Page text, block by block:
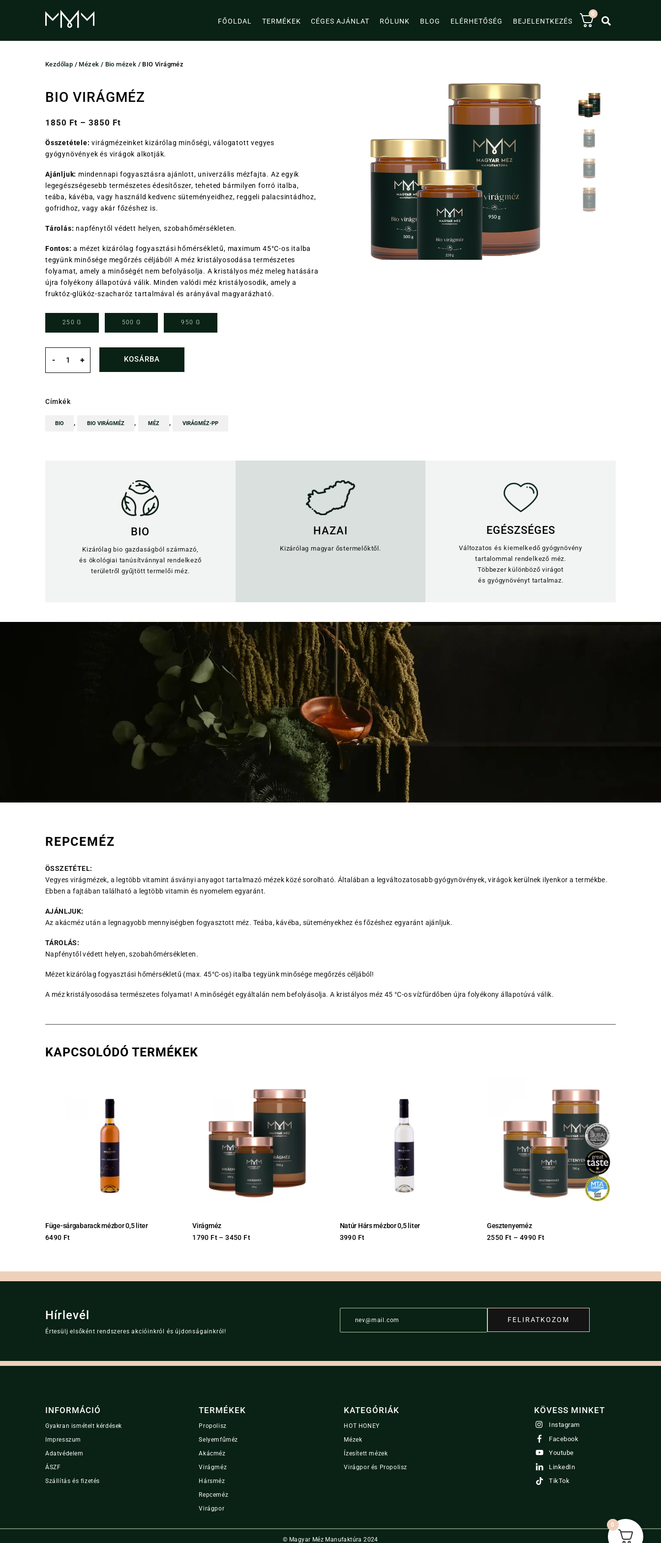
FŐOLDAL TERMÉKEK CÉGES AJÁNLAT RÓLUNK BLOG ELÉRHETŐSÉG BEJELENTKEZÉS
0
Kezdőlap / Mézek / Bio mézek / BIO Virágméz
BIO VIRÁGMÉZ
1850 Ft – 3850 Ft
Összetétele: virágmézeinket kizárólag minőségi, válogatott vegyes
gyógynövények és virágok alkotják.
Ajánljuk: mindennapi fogyasztásra ajánlott, univerzális mézfajta. Az egyik
legegészségesebb természetes édesítőszer, teheted bármilyen forró italba,
teába, kávéba, vagy használd kedvenc süteményeidhez, reggeli palacsintádhoz,
gofridhoz, vagy akár főzéshez is.
Tárolás: napfénytől védett helyen, szobahőmérsékleten.
Fontos: a mézet kizárólag fogyasztási hőmérsékletű, maximum 45°C-os italba
tegyünk minősége megőrzés céljából! A méz kristályosodása természetes
folyamat, amely a minőségét nem befolyásolja. A kristályos méz meleg hatására
újra folyékony állapotúvá válik. Minden valódi méz kristályosodik, amely a
fruktóz-glükóz-szacharóz tartalmával és arányával magyarázható.
250 G 500 G 950 G
- Virágméz
mennyiség
+ KOSÁRBA
Címkék
BIO , BIO VIRÁGMÉZ , MÉZ , VIRÁGMÉZ-PP
BIO
Kizárólag bio gazdaságból származó,
és ökológiai tanúsítvánnyal rendelkező
területről gyűjtött termelői méz.
HAZAI
Kizárólag magyar őstermelőktől.
EGÉSZSÉGES
Változatos és kiemelkedő gyógynövény
tartalommal rendelkező méz.
Többezer különböző virágot
és gyógynövényt tartalmaz.
REPCEMÉZ
ÖSSZETÉTEL:
Vegyes virágmézek, a legtöbb vitamint ásványi anyagot tartalmazó mézek közé sorolható. Általában a legváltozatosabb gyógynövények, virágok kerülnek ilyenkor a termékbe.
Ebben a fajtában található a legtöbb vitamin és nyomelem egyaránt.
AJÁNLJUK:
Az akácméz után a legnagyobb mennyiségben fogyasztott méz. Teába, kávéba, süteményekhez és főzéshez egyaránt ajánljuk.
TÁROLÁS:
Napfénytől védett helyen, szobahőmérsékleten.
Mézet kizárólag fogyasztási hőmérsékletű (max. 45°C-os) italba tegyünk minősége megőrzés céljából!
A méz kristályosodása természetes folyamat! A minőségét egyáltalán nem befolyásolja. A kristályos méz 45 °C-os vízfürdőben újra folyékony állapotúvá válik.
KAPCSOLÓDÓ TERMÉKEK
Füge-sárgabarack mézbor 0,5 liter
6490 Ft
Virágméz
1790 Ft –3450 Ft
has
on
Natúr Hárs mézbor 0,5 liter
3990 Ft
Gesztenyeméz
2550 Ft – 4990 Ft
has
The
options
may
on
Hírlevél
Értesülj elsőként rendszeres akcióinkról és újdonságainkról!
E
a
*
FELIRATKOZOM
INFORMÁCIÓ
Gyakran ismételt kérdések
Impresszum
Adatvédelem
ÁSZF
Szállítás és fizetés
TERMÉKEK
Propolisz
Selyemfűméz
Akácméz
Virágméz
Hársméz
Repceméz
Virágpor
KATEGÓRIÁK
HOT HONEY
Mézek
Ízesített mézek
Virágpor és Propolisz
KÖVESS MINKET
Instagram
Facebook
Youtube
LinkedIn
TikTok
© Magyar Méz Manufaktúra 2024
0